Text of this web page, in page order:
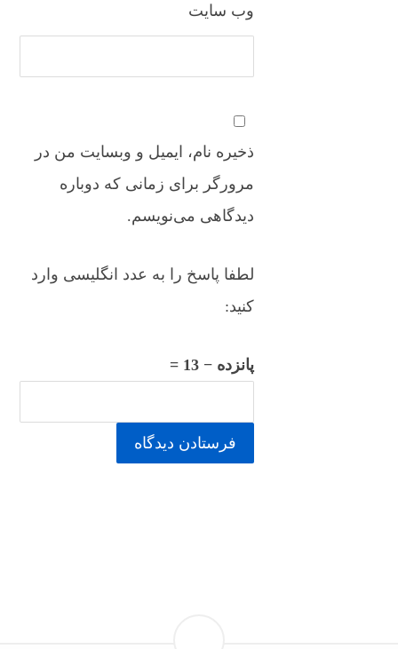
وب‌ سایت
ذخیره نام، ایمیل و وبسایت من در
مرورگر برای زمانی که دوباره
دیدگاهی می‌نویسم.
لطفا پاسخ را به عدد انگلیسی وارد
کنید:
پانزده − 13 =